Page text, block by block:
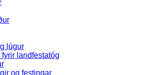
lúgur
fyrir landfestatóg
og festingar